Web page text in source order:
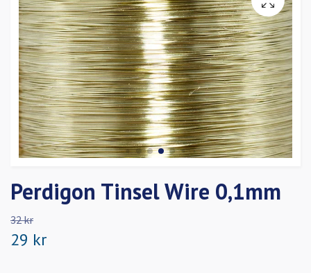
Perdigon Tinsel Wire 0,1mm
32 kr
29 kr